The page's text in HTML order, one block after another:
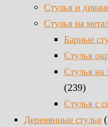
Стулья и
Стулья на
Барные
Стулья
Стулья на
(239)
Стулья с
Деревянные стулья